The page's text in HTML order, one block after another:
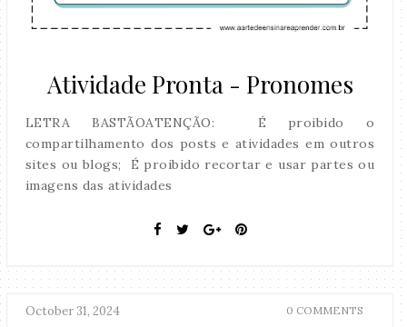
Atividade Pronta - Pronomes
LETRA BASTÃOATENÇÃO: É proibido o
compartilhamento dos posts e atividades em outros
sites ou blogs; É proibido recortar e usar partes ou
imagens das atividades
October 31, 2024 0 COMMENTS